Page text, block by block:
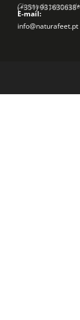
(+351) 931630638*
Chamada para
E-mail:
info@naturafeet.pt